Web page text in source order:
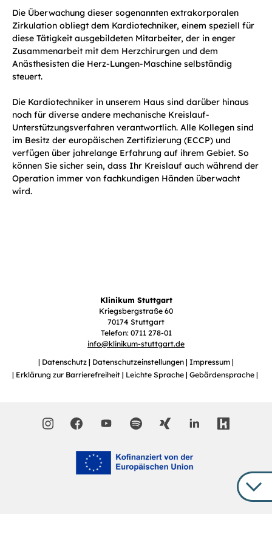
Die Überwachung dieser sogenannten extrakorporalen
Zirkulation obliegt dem Kardiotechniker, einem speziell für
diese Tätigkeit ausgebildeten Mitarbeiter, der in enger
Zusammenarbeit mit dem Herzchirurgen und dem
Anästhesisten die Herz-Lungen-Maschine selbständig
steuert.
Die Kardiotechniker in unserem Haus sind darüber hinaus
noch für diverse andere mechanische Kreislauf-
Unterstützungsverfahren verantwortlich. Alle Kollegen sind
im Besitz der europäischen Zertifizierung (ECCP) und
verfügen über jahrelange Erfahrung auf ihrem Gebiet. So
können Sie sicher sein, dass Ihr Kreislauf auch während der
Operation immer von fachkundigen Händen überwacht
wird.
Klinikum Stuttgart
Kriegsbergstraße 60
70174 Stuttgart
Telefon: 0711 278-01
info@klinikum-stuttgart.de
Datenschutz
Datenschutzeinstellungen Impressum
Erklärung zur Barrierefreiheit
Leichte Sprache Gebärdensprache